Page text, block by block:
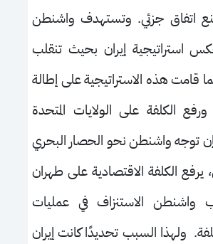
اتفاق جزئي. وتستهدف واشنطن
استراتيجية إيران بحيث تنقلب
قامت هذه الاستراتيجية على إطالة
الكلفة على الولايات المتحدة
توجه واشنطن نحو الحصار البحري
يرفع الكلفة الاقتصادية على طهران
واشنطن الاستنزاف في عمليات
ولهذا السبب تحديدًا كانت إيران